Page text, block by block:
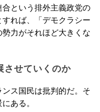
という排外主義政党の
れば、「デモクラシー
力がそれほど大きくな
させていくのか
ス国民は批判的だ。そ
ある。